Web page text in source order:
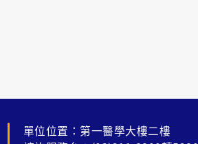
單位位置：第一醫學大樓二樓